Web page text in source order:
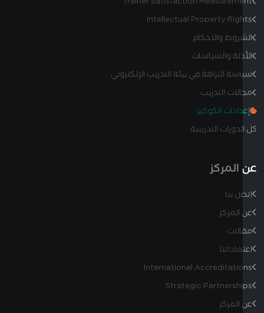
Intellectual Property
والاحكام
والسياسات
النزاهة في بيئة التدريب الإلكتروني
التدريب
الكوكيز
التدريبية
بنا
International
Strategic